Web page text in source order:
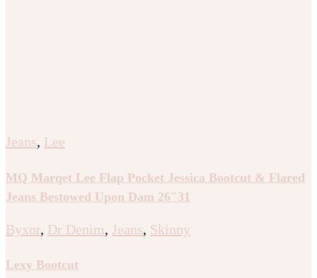
Jeans, Lee
MQ Marqet Lee Flap Pocket Jessica Bootcut & Flared
Jeans Bestowed Upon Dam 26″31
Byxor, Dr Denim, Jeans, Skinny
Lexy Bootcut